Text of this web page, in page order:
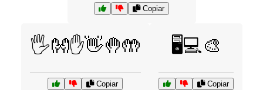
Copiar
🖐️👐✋👋🤚🤲
Copiar
🖥️💻🎨
Copiar